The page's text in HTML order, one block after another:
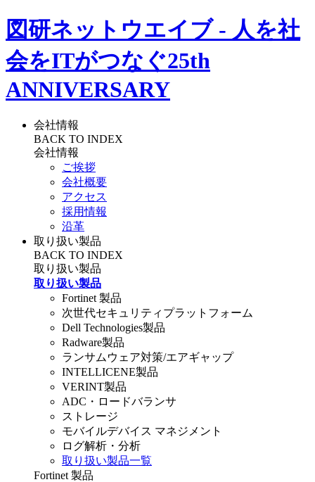
図研ネットウエイブ - 人を社
会をITがつなぐ25th
ANNIVERSARY
会社情報
BACK TO INDEX
会社情報
ご挨拶
会社概要
アクセス
採用情報
沿革
取り扱い製品
BACK TO INDEX
取り扱い製品
取り扱い製品
Fortinet 製品
次世代セキュリティプラットフォーム
Dell Technologies製品
Radware製品
ランサムウェア対策/エアギャップ
INTELLICENE製品
VERINT製品
ADC・ロードバランサ
ストレージ
モバイルデバイス マネジメント
ログ解析・分析
取り扱い製品一覧
Fortinet 製品